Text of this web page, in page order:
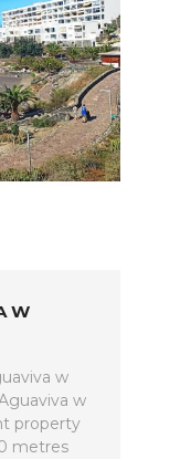
W
w
w
property
metres